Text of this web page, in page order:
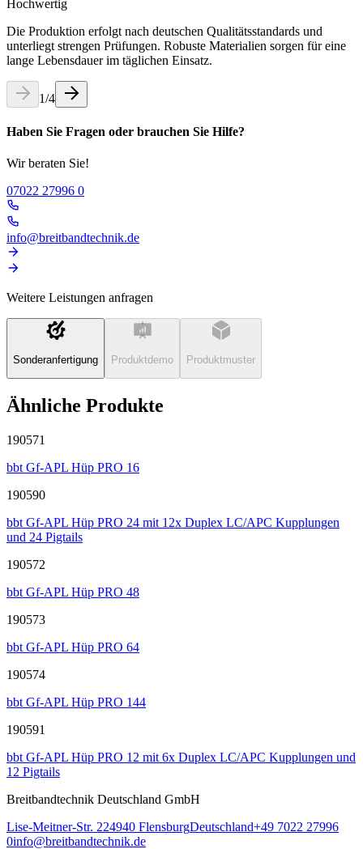
Hochwertig
Die Produktion erfolgt nach deutschen Qualitätsstandards und
unterliegt strengen Prüfungen. Robuste Materialien sorgen für eine
lange Lebensdauer im täglichen Einsatz.
1/4
Haben Sie Fragen oder brauchen Sie Hilfe?
Wir beraten Sie!
07022 27996 0
info@breitbandtechnik.de
Weitere Leistungen anfragen
Sonderanfertigung Produktdemo Produktmuster
Ähnliche Produkte
190571
bbt Gf-APL Hüp PRO 16
190590
bbt Gf-APL Hüp PRO 24 mit 12x Duplex LC/APC Kupplungen
und 24 Pigtails
190572
bbt Gf-APL Hüp PRO 48
190573
bbt Gf-APL Hüp PRO 64
190574
bbt Gf-APL Hüp PRO 144
190591
bbt Gf-APL Hüp PRO 12 mit 6x Duplex LC/APC Kupplungen und
12 Pigtails
Breitbandtechnik Deutschland GmbH
Lise-Meitner-Str. 224940 FlensburgDeutschland+49 7022 27996
0info@breitbandtechnik.de